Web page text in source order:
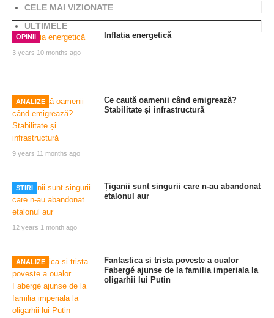
CELE MAI VIZIONATE
ULTIMELE
OPINII
3 years 10 months ago
Inflația energetică
ANALIZE
9 years 11 months ago
Ce caută oamenii când emigrează?
Stabilitate și infrastructură
STIRI
12 years 1 month ago
Țiganii sunt singurii care n-au abandonat
etalonul aur
ANALIZE
Fantastica si trista poveste a oualor
Fabergé ajunse de la familia imperiala la
oligarhii lui Putin